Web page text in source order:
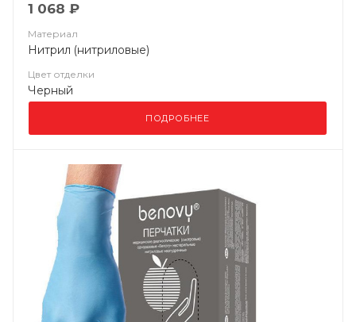
1 068 ₽
Материал
Нитрил (нитриловые)
Цвет отделки
Черный
ПОДРОБНЕЕ